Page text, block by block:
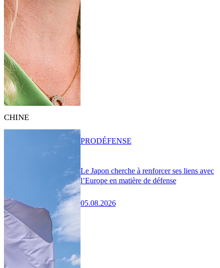
CHINE
Le Japon cherche à renforcer ses liens avec
l’Europe en matière de défense
05.08.2026
PRODÉFENSE